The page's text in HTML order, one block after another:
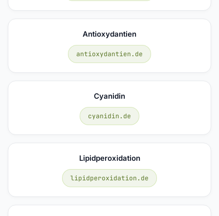
Antioxydantien
antioxydantien.de
Cyanidin
cyanidin.de
Lipidperoxidation
lipidperoxidation.de